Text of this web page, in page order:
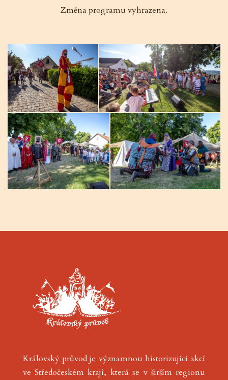
Změna programu vyhrazena.
Královský průvod je významnou historizující akcí
ve Středočeském kraji, která se v širším regionu